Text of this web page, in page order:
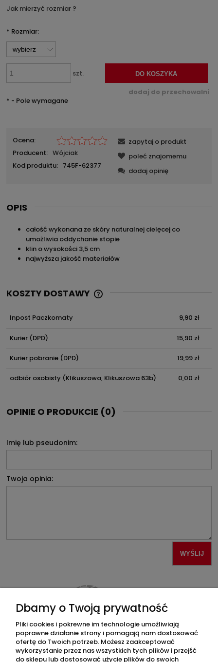
Jak mierzyć rozmiar ?
* Rozmiar:
szt. DO KOSZYKA
dodaj do przechowalni
* - Pole wymagane
Ocena:
Producent: Wójciak
Kod produktu: 745F-62377
zapytaj o produkt
poleć znajomemu
dodaj opinię
OPIS
całość wykonana ze skóry naturalnej cielęcej co
umożliwia oddychanie stopie
klin o wysokości 3,5 cm
najwyższa jakość materiałów
KOSZTY DOSTAWY
Inpost Paczkomaty
9,90 zł
Kurier(DPD) 15,90 zł
Kurier pobranie(DPD) 19,99 zł
odbiór osobisty(Klikuszowa, Klikuszowa 63b) 0,00 zł
OPINIE O PRODUKCIE (0)
Imię lub pseudonim:
Twoja opinia:
WYŚLIJ
ZAKUPY
Dbamy o Twoją prywatność
Pliki cookies i pokrewne im technologie umożliwiają
poprawne działanie strony i pomagają nam dostosować
ofertę do Twoich potrzeb. Możesz zaakceptować
wykorzystanie przez nas wszystkich tych plików i przejść
do sklepu lub dostosować użycie plików do swoich